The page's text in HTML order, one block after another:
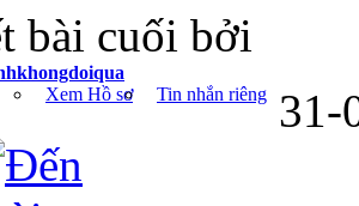
bài cuối bởi
Xem Hồ sơ
Tin nhắn riêng 31-